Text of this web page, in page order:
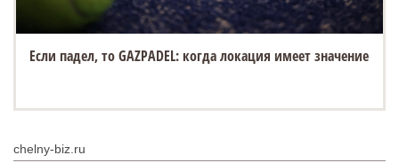
Если падел, то GAZPADEL: когда локация имеет значение
chelny-biz.ru